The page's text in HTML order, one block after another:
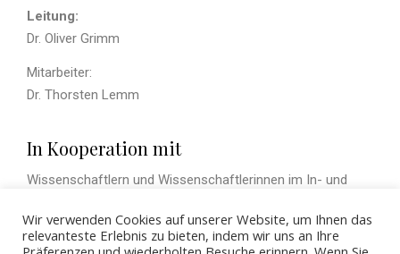
Leitung:
Dr. Oliver Grimm
Mitarbeiter:
Dr. Thorsten Lemm
In Kooperation mit
Wissenschaftlern und Wissenschaftlerinnen im In- und
Wir verwenden Cookies auf unserer Website, um Ihnen das
relevanteste Erlebnis zu bieten, indem wir uns an Ihre